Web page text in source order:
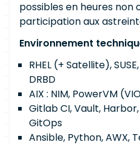
possibles en heures non
participation aux
Environnement
RHEL (+ Satellite),
DRBD
AIX : NIM, PowerVM
Gitlab CI, Vault,
GitOps
Ansible, Python, AWX,